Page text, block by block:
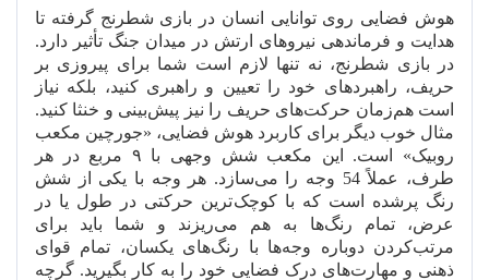
هوش فضایی روی توانایی انسان در بازی شطرنج گرفته تا
هدایت و فرماندهی نیروهای ارتش در میدان جنگ تأثیر دارد.
در بازی شطرنج، نه تنها لازم است شما برای پیروزی بر
حریف، راهبردهای خود را تعیین و راهبری کنید، بلکه نیاز
است همزمان حرکتهای حریف را نیز پیشبینی و خنثا کنید.
مثال خوب دیگر برای کاربرد هوش فضایی، «جورچین مکعب
روبیک» است. این مکعب شش وجهی با ۹ مربع در هر
طرف، عملاً 54 وجه را می
سازد. هر وجه با یکی از شش
رنگ پرشده است که با کوچکترین حرکتی در طول یا در
عرض، تمام رنگها به هم میریزند و شما باید برای
مرتبکردن دوباره وجهها با رنگهای یکسان، تمام قوای
ذهنی و مهارتهای درک فضایی خود را به کار بگیرید. گرچه